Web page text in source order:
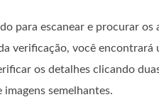
para escanear e procurar
verificação, você
os detalhes clicando
semelhantes.